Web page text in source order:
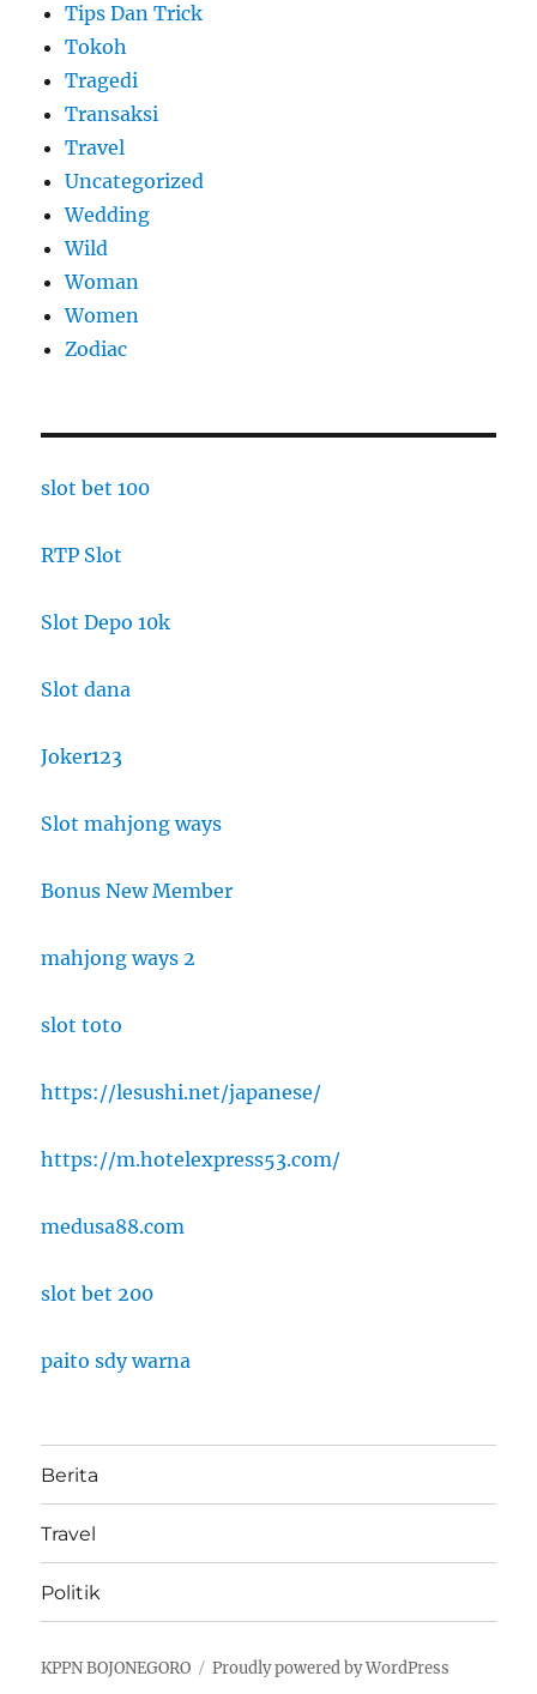
Tips Dan Trick
Tokoh
Tragedi
Transaksi
Travel
Uncategorized
Wedding
Wild
Woman
Women
Zodiac
slot bet 100
RTP Slot
Slot Depo 10k
Slot dana
Joker123
Slot mahjong ways
Bonus New Member
mahjong ways 2
slot toto
https://lesushi.net/japanese/
https://m.hotelexpress53.com/
medusa88.com
slot bet 200
paito sdy warna
Berita
Travel
Politik
KPPN BOJONEGORO Proudly powered by WordPress